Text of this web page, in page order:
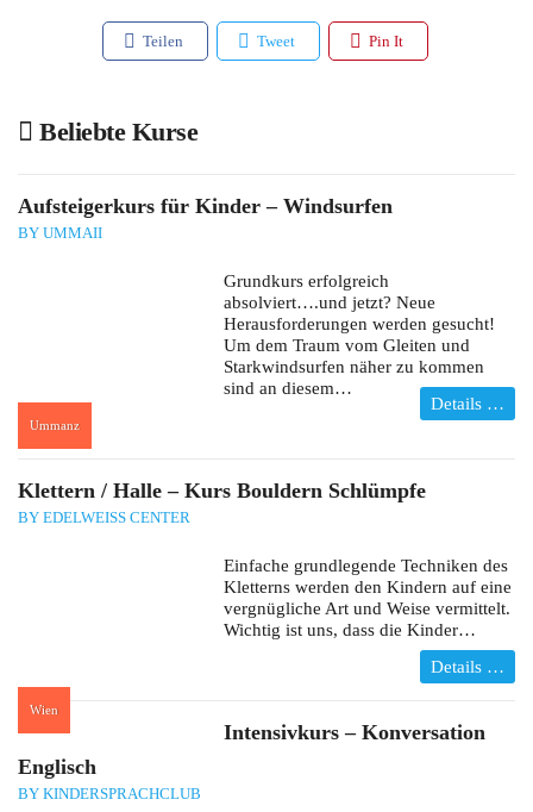
Teilen Tweet Pin It
Beliebte Kurse
Aufsteigerkurs für Kinder – Windsurfen
BY UMMAII
Ummanz
Grundkurs erfolgreich
absolviert….und jetzt? Neue
Herausforderungen werden gesucht!
Um dem Traum vom Gleiten und
Starkwindsurfen näher zu kommen
sind an diesem…
Details …
Klettern / Halle – Kurs Bouldern Schlümpfe
BY EDELWEISS CENTER
Wien
Einfache grundlegende Techniken des
Kletterns werden den Kindern auf eine
vergnügliche Art und Weise vermittelt.
Wichtig ist uns, dass die Kinder…
Details …
Intensivkurs – Konversation
Englisch
BY KINDERSPRACHCLUB